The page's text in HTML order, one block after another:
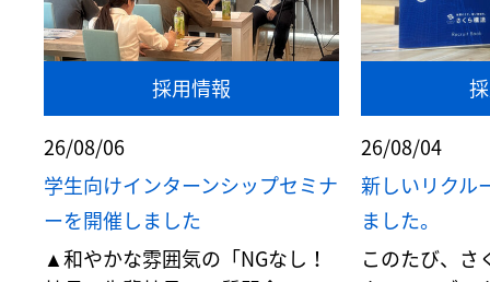
採用情報
26/08/06
学生向けインターンシップセミナ
ーを開催しました
▲和やかな雰囲気の「NGなし！
26/08/04
新しいリクル
ました。
このたび、さ